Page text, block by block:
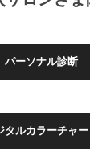
パーソナル診断
タルカラーチャー